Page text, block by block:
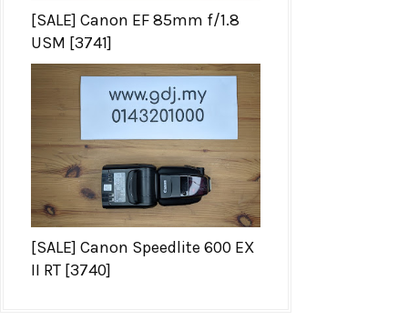
[SALE] Canon EF 85mm f/1.8
USM [3741]
[SALE] Canon Speedlite 600 EX
II RT [3740]